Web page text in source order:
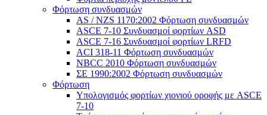
Φόρτωση συνδυασμών
AS / NZS 1170:2002 Φόρτωση συνδυασμών
ASCE 7-10 Συνδυασμοί φορτίων ASD
ASCE 7-16 Συνδυασμοί φορτίων LRFD
ACI 318-11 Φόρτωση συνδυασμών
NBCC 2010 Φόρτωση συνδυασμών
ΣΕ 1990:2002 Φόρτωση συνδυασμών
Φόρτωση
Υπολογισμός φορτίων χιονιού οροφής με ASCE
7-10